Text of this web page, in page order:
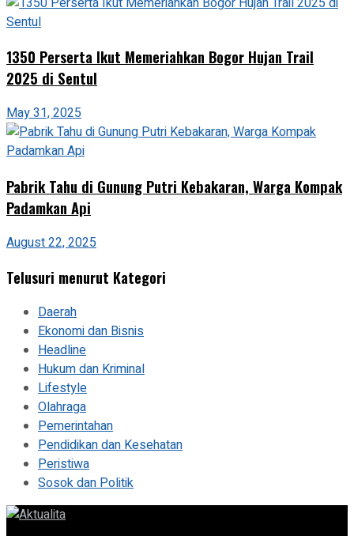
1350 Perserta Ikut Memeriahkan Bogor Hujan Trail
2025 di Sentul
May 31, 2025
Pabrik Tahu di Gunung Putri Kebakaran, Warga Kompak
Padamkan Api
August 22, 2025
Telusuri menurut Kategori
Daerah
Ekonomi dan Bisnis
Headline
Hukum dan Kriminal
Lifestyle
Olahraga
Pemerintahan
Pendidikan dan Kesehatan
Peristiwa
Sosok dan Politik